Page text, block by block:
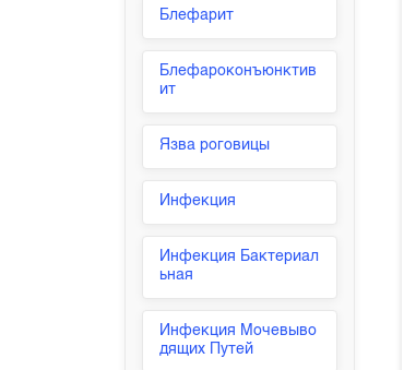
Блефарит
Блефароконъюнктив
ит
Язва роговицы
Инфекция
Инфекция Бактериал
ьная
Инфекция Мочевыво
дящих Путей